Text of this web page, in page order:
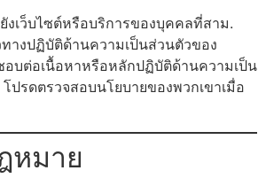
งเว็บไซต์หรือบริการของบุคคลที่สาม.
างปฏิบัติด้านความเป็นส่วนตัวของ
อบต่อเนื้อหาหรือหลักปฏิบัติด้านความเป็น
ปรดตรวจสอบนโยบายของพวกเขาเมื่อ
หมาย